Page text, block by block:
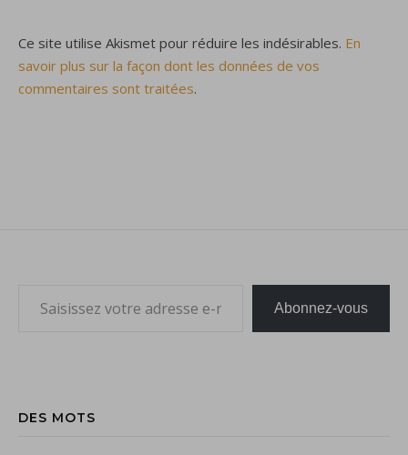
Ce site utilise Akismet pour réduire les indésirables. En
savoir plus sur la façon dont les données de vos
commentaires sont traitées.
Abonnez-vous
DES MOTS